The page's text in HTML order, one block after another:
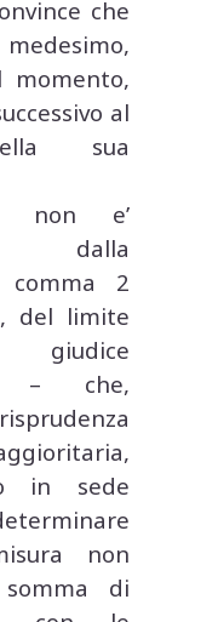
che
momento,
al
sua
non e’
dalla
comma 2
del limite
giudice
– che,
in sede
non
di